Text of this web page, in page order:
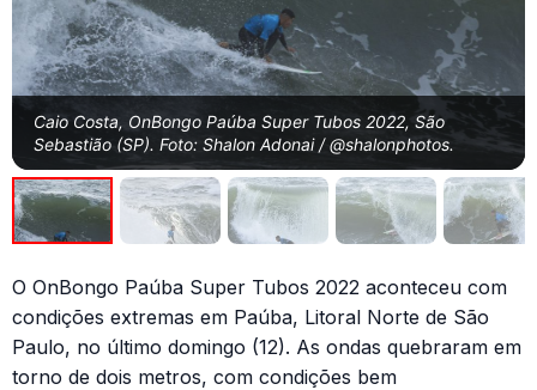
Caio Costa, OnBongo Paúba Super Tubos 2022, São
Sebastião (SP). Foto: Shalon Adonai / @shalonphotos.
O OnBongo Paúba Super Tubos 2022 aconteceu com
condições extremas em Paúba, Litoral Norte de São
Paulo, no último domingo (12). As ondas quebraram em
torno de dois metros, com condições bem